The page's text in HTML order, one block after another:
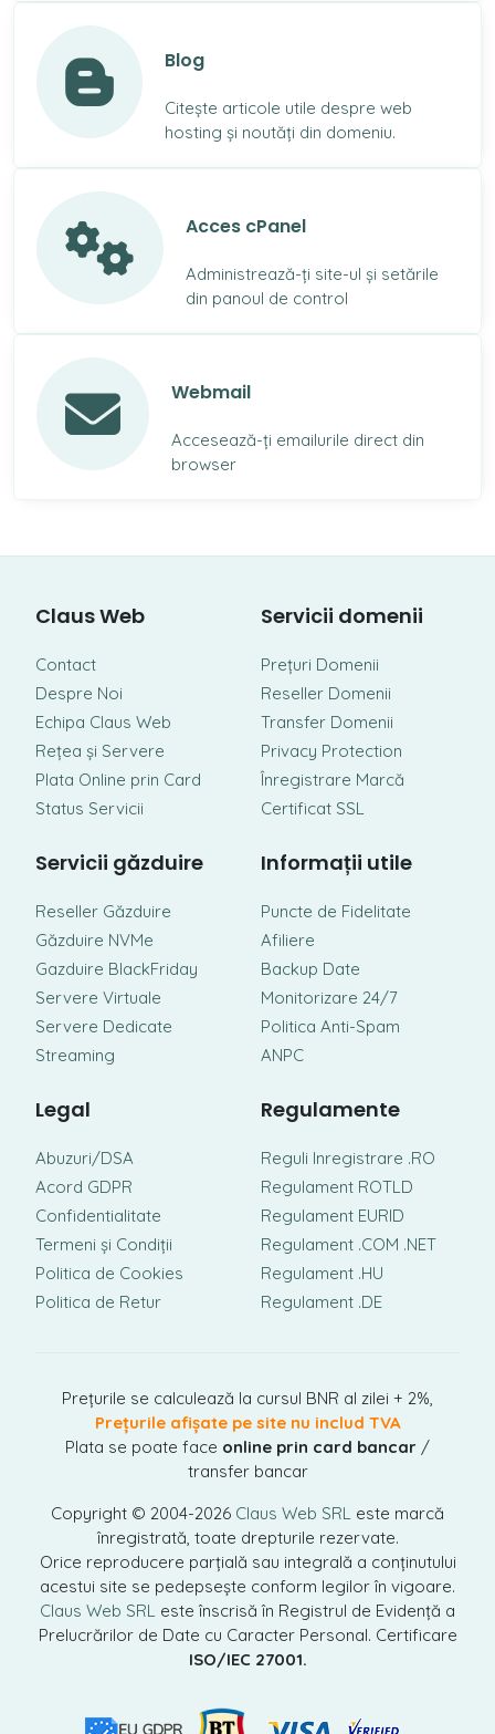
Blog
Citește articole utile despre web
hosting și noutăți din domeniu.
Acces cPanel
Administrează-ți site-ul și setările
din panoul de control
Webmail
Accesează-ți emailurile direct din
browser
Claus Web
Contact
Despre Noi
Echipa Claus Web
Rețea și Servere
Plata Online prin Card
Status Servicii
Servicii domenii
Prețuri Domenii
Reseller Domenii
Transfer Domenii
Privacy Protection
Înregistrare Marcă
Certificat SSL
Servicii găzduire
Reseller Găzduire
Găzduire NVMe
Gazduire BlackFriday
Servere Virtuale
Servere Dedicate
Streaming
Informații utile
Puncte de Fidelitate
Afiliere
Backup Date
Monitorizare 24/7
Politica Anti-Spam
ANPC
Legal
Abuzuri/DSA
Acord GDPR
Confidentialitate
Termeni și Condiții
Politica de Cookies
Politica de Retur
Regulamente
Reguli Inregistrare .RO
Regulament ROTLD
Regulament EURID
Regulament .COM .NET
Regulament .HU
Regulament .DE
Prețurile se calculează la cursul BNR al zilei + 2%,
Prețurile afișate pe site nu includ TVA
Plata se poate face online prin card bancar /
transfer bancar
Copyright © 2004-2026 Claus Web SRL este marcă
înregistrată, toate drepturile rezervate.
Orice reproducere parțială sau integrală a conținutului
acestui site se pedepsește conform legilor în vigoare.
Claus Web SRL este înscrisă în Registrul de Evidență a
Prelucrărilor de Date cu Caracter Personal. Certificare
ISO/IEC 27001.